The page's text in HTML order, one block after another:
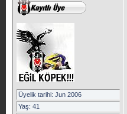
Üyelik tarihi: Jun 2006
Yaş: 41